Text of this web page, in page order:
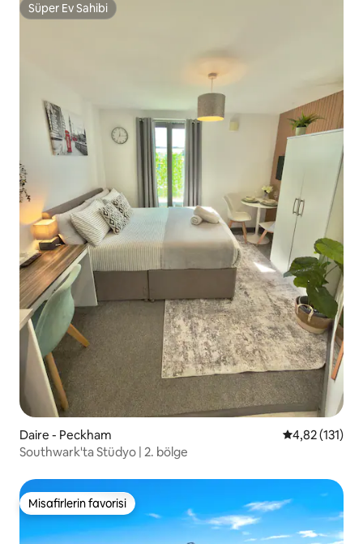
Süper Ev Sahibi
Süper Ev Sahibi
Daire - Peckham 5 üzerinden
4,82 (131)
Southwark'ta Stüdyo | 2. bölge
Misafirlerin favorisi
Misafirlerin favorisi